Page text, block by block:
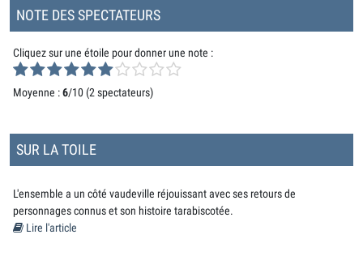
NOTE DES SPECTATEURS
Cliquez sur une étoile pour donner une note :
Moyenne :6/10 (2 spectateurs)
SUR LA TOILE
L'ensemble a un côté vaudeville réjouissant avec ses retours de
personnages connus et son histoire tarabiscotée.
Lire l'article